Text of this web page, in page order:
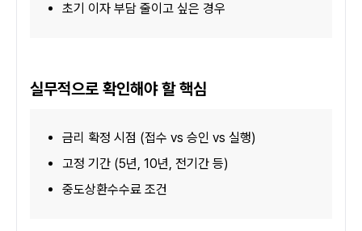
초기 이자 부담 줄이고 싶은 경우
실무적으로 확인해야 할 핵심
금리 확정 시점 (접수 vs 승인 vs 실행)
고정 기간 (5년, 10년, 전기간 등)
중도상환수수료 조건